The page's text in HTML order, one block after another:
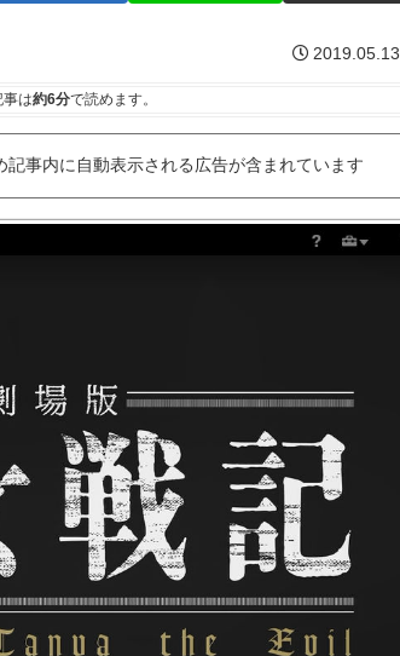
2019.05.13
事は約6分で読めます。
事内に自動表示される広告が含まれています